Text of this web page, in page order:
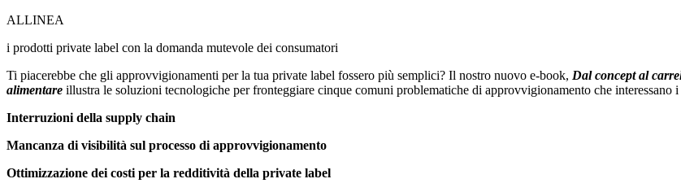
ALLINEA
i prodotti private label con la domanda mutevole dei consumatori
Ti piacerebbe che gli approvvigionamenti per la tua private label fossero più semplici? Il nostro nuovo e-book, Dal concept al
alimentare illustra le soluzioni tecnologiche per fronteggiare cinque comuni problematiche di approvvigionamento che interessano i
Interruzioni della supply chain
Mancanza di visibilità sul processo di approvvigionamento
Ottimizzazione dei costi per la redditività della private label